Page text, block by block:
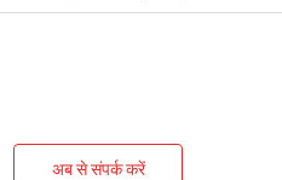
अब से संपर्क करें